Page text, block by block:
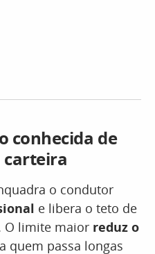
conhecida de
carteira
o condutor
e libera o teto de
O limite maior reduz o
quem passa longas